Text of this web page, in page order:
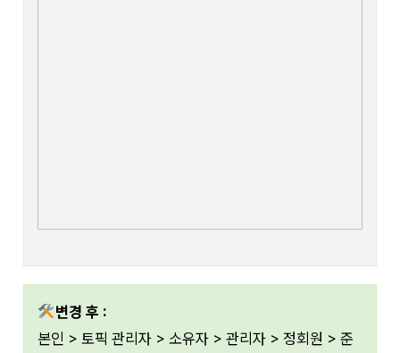
변경 후 :
본인 > 토픽 관리자 > 소유자 > 관리자 > 정회원 > 준